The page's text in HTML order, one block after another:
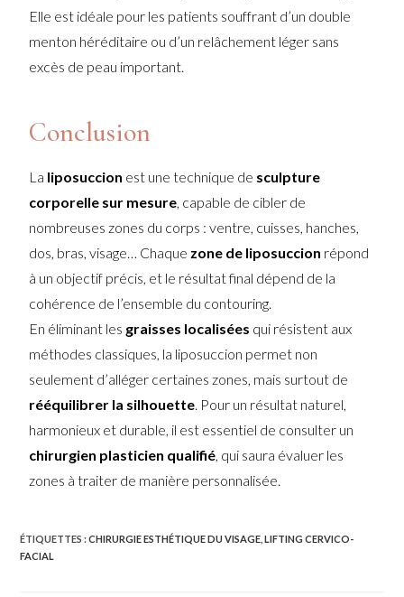
Elle est idéale pour les patients souffrant d’un double
menton héréditaire ou d’un relâchement léger sans
excès de peau important.
Conclusion
La liposuccion est une technique de sculpture
corporelle sur mesure , capable de cibler de
nombreuses zones du corps : ventre, cuisses, hanches,
dos, bras, visage… Chaque zone de liposuccion répond
à un objectif précis, et le résultat final dépend de la
cohérence de l’ensemble du contouring.
En éliminant les graisses localisées qui résistent aux
méthodes classiques, la liposuccion permet non
seulement d’alléger certaines zones, mais surtout de
rééquilibrer la silhouette . Pour un résultat naturel,
harmonieux et durable, il est essentiel de consulter un
chirurgien plasticien qualifié , qui saura évaluer les
zones à traiter de manière personnalisée.
ÉTIQUETTES :CHIRURGIE ESTHÉTIQUE DU VISAGE LIFTING CERVICO-
FACIAL